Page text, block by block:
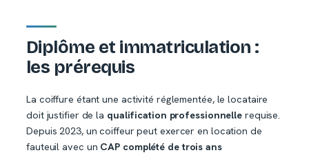
Diplôme et immatriculation :
les prérequis
La coiffure étant une activité réglementée, le locataire
doit justifier de la qualification professionnelle requise.
Depuis 2023, un coiffeur peut exercer en location de
fauteuil avec un CAP complété de trois ans